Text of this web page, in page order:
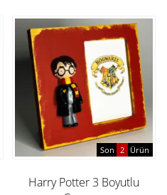
Son 2 Ürün
Harry Potter 3 Boyutlu